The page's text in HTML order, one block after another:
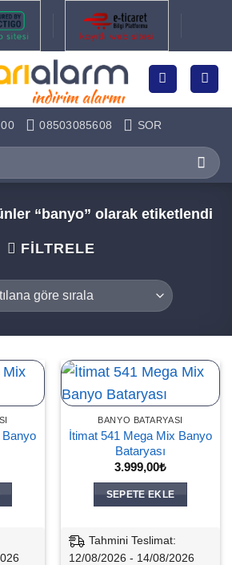
08503085608 SOR
“banyo” olarak etiketlendi
FILTRELE
BANYO BATARYASI
İtimat 541 Mega Mix Banyo
Bataryası
3.999,00₺
SEPETE EKLE
Tahmini Teslimat:
12/08/2026 - 14/08/2026